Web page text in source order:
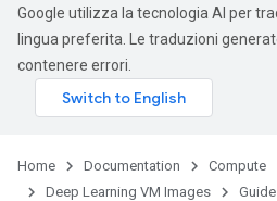
Google utilizza la tecnologia AI per
lingua preferita. Le traduzioni
contenere errori.
Home Documentation Compute
Deep Learning VM Images
Guide